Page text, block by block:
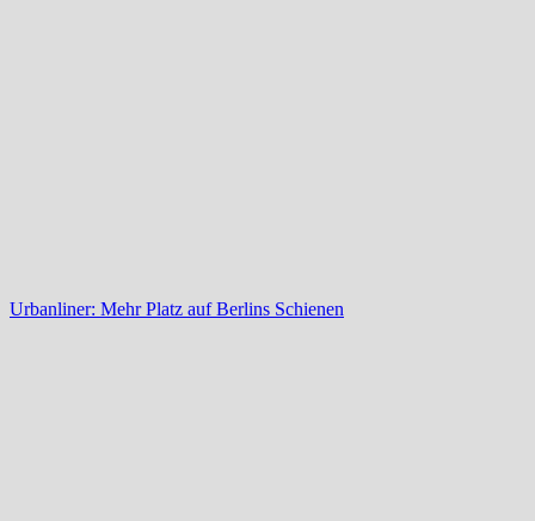
Urbanliner: Mehr Platz auf Berlins Schienen